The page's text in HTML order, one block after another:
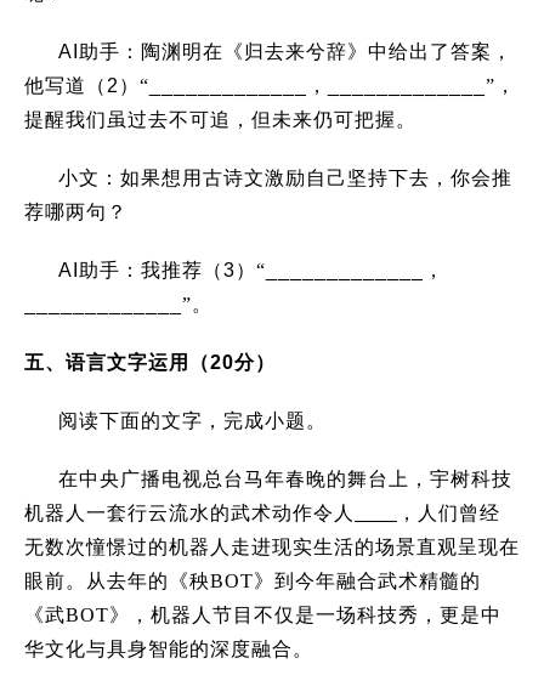
AI 助手：陶渊明在《归去来兮辞》中给出了答案，
他写道（ 2 ）“ ， ” ，
提醒我们虽过去不可追，但未来仍可把握。
小文：如果想用古诗文激励自己坚持下去，你会推
荐哪两句？
AI 助手：我推荐（3）“
，
”。
五、语言文字运用（20分）
阅读下面的文字，完成小题。
在中央广播电视总台马年春晚的舞台上，宇树科技
机器人一套行云流水的武术动作令人
，人们曾经
无数次憧憬过的机器人走进现实生活的场景直观呈现在
眼前。从去年的《秧BOT》到今年融合武术精髓的
《武BOT》，机器人节目不仅是一场科技秀，更是中
华文化与具身智能的深度融合。